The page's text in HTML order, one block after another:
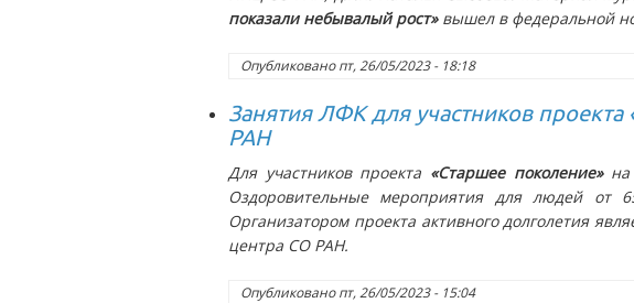
показали небывалый рост» вышел в федеральной
Опубликованопт, 26/05/2023 - 18:18
Занятия ЛФК для участников
РАН
Для участников проекта «Старшее поколение»на
Оздоровительные мероприятия для людей от
Организатором проекта активного долголетия
центра СО РАН.
Опубликованопт, 26/05/2023 - 15:04